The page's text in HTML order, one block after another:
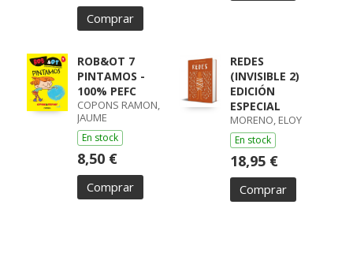
Comprar
ROB&OT 7
PINTAMOS -
100% PEFC
COPONS RAMON,
JAUME
En stock
8,50 €
Comprar
REDES
(INVISIBLE 2)
EDICIÓN
ESPECIAL
MORENO, ELOY
En stock
18,95 €
Comprar